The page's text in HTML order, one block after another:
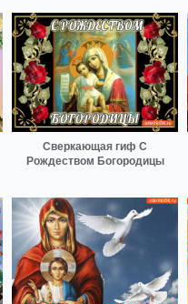
Сверкающая гиф С
Рождеством Богородицы